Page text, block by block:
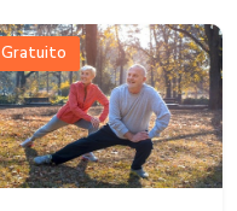
Gratuito